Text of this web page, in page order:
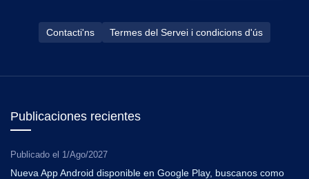
Contacti'ns Termes del Servei i condicions d'ús
Publicaciones recientes
Publicado el 1/Ago/2027
Nueva App Android disponible en Google Play, buscanos como